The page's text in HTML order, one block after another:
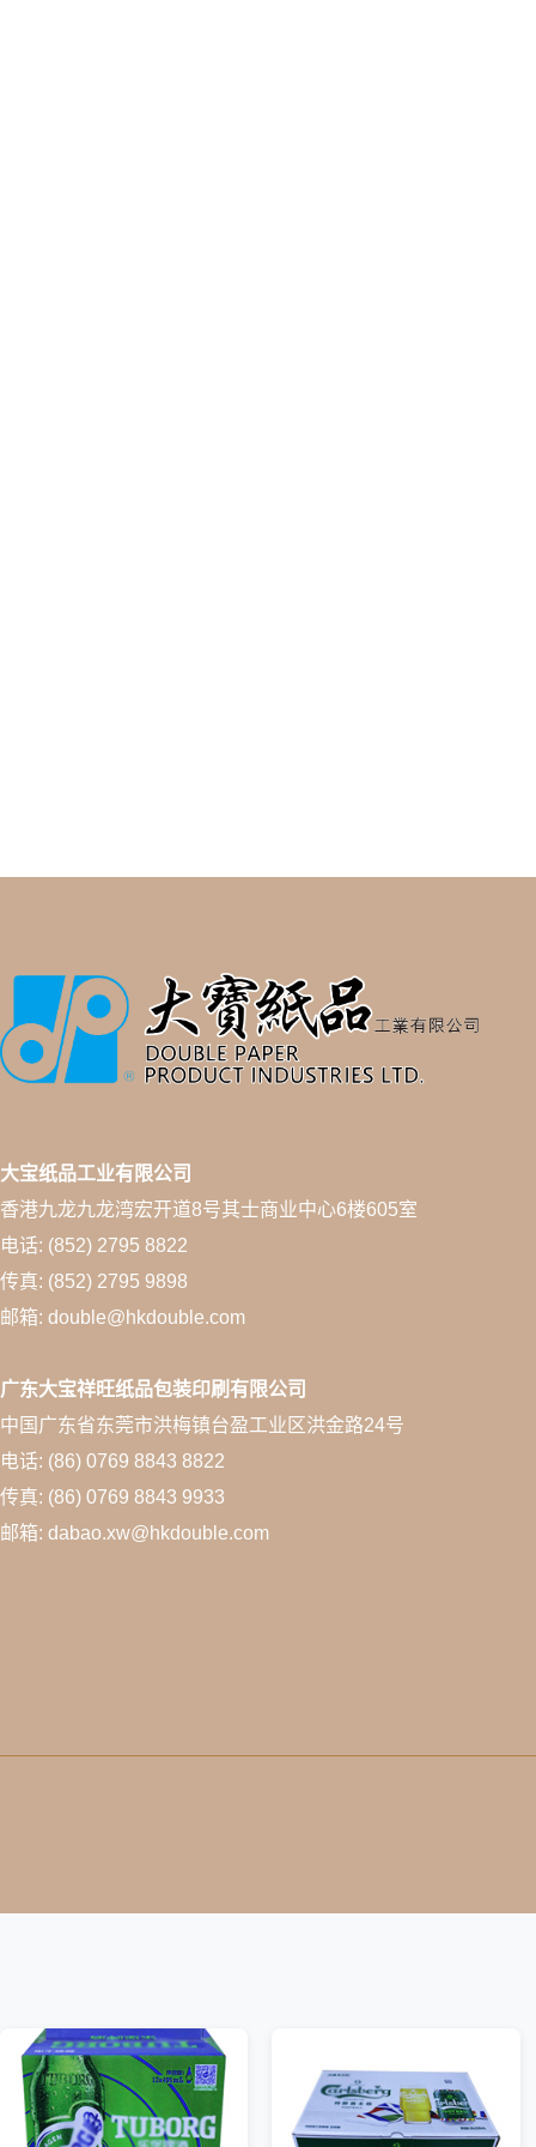
大宝纸品工业有限公司
香港九龙九龙湾宏开道8号其士商业中心6楼605室
电话: (852) 2795 8822
传真: (852) 2795 9898
邮箱: double@hkdouble.com
广东大宝祥旺纸品包装印刷有限公司
中国广东省东莞市洪梅镇台盈工业区洪金路24号
电话: (86) 0769 8843 8822
传真: (86) 0769 8843 9933
邮箱: dabao.xw@hkdouble.com